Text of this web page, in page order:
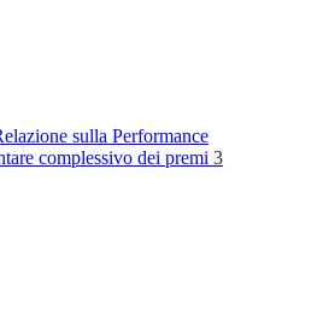
sulla Performance
complessivo dei premi 3